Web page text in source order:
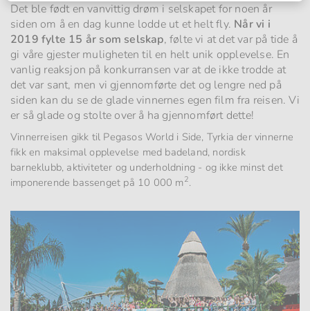
Det ble født en vanvittig drøm i selskapet for noen år
siden om å en dag kunne lodde ut et helt fly. Når vi i
2019 fylte 15 år som selskap, følte vi at det var på tide å
gi våre gjester muligheten til en helt unik opplevelse. En
vanlig reaksjon på konkurransen var at de ikke trodde at
det var sant, men vi gjennomførte det og lengre ned på
siden kan du se de glade vinnernes egen film fra reisen. Vi
er så glade og stolte over å ha gjennomført dette!
Vinnerreisen gikk til Pegasos World i Side, Tyrkia der vinnerne
fikk en maksimal opplevelse med badeland, nordisk
barneklubb, aktiviteter og underholdning - og ikke minst det
imponerende bassenget på 10 000 m2.